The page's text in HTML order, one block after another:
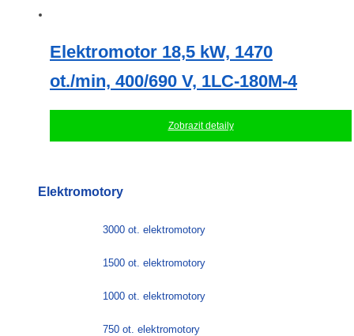
Elektromotor 18,5 kW, 1470
ot./min, 400/690 V, 1LC-180M-4
Zobrazit detaily
Elektromotory
3000 ot. elektromotory
1500 ot. elektromotory
1000 ot. elektromotory
750 ot. elektromotory